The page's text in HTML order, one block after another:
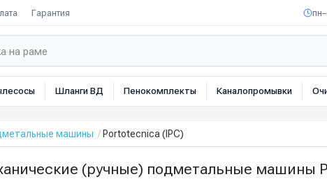
Гарантия
Шланги ВД Пенокомплекты Каналопромывки
машины Portotecnica (IPC)
(ручные) подметальные машины